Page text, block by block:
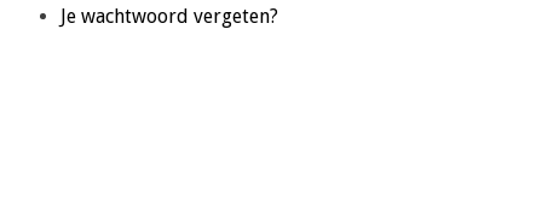
Je wachtwoord vergeten?